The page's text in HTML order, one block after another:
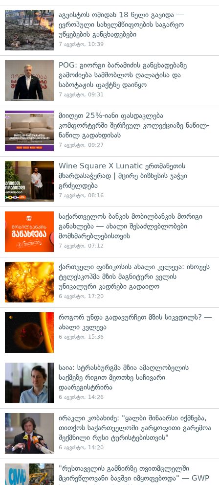
აგვისტოს ომიდან 18 წელი გავიდა —
ევროპული სახელმწიფოების საგარეო
უწყებების განცხადებები
7 აგვისტო, 10:39
POG: გიორგი ბარამიძის განცხადებაზე
გამოძიება სამშობლოს ღალატისა და
საბოტაჟის ფაქტზე დაიწყო
7 აგვისტო, 09:31
მიიღეთ 25%-იანი ფასდაკლება
კომფორტერში შერჩეულ კოლექციაზე ნაწილ-
ნაწილ გადახდისას
7 აგვისტო, 09:27
Wine Square X Lunatic ერთმანეთის
მხარდასაჭერად | მცირე ბიზნესის ჯაჭვი
გრძელდება
7 აგვისტო, 08:16
საქართველოს ბანკის მობილბანკის მორიგი
განახლება — ახალი შესაძლებლობები
მომხმარებლებისთვის
7 აგვისტო, 07:12
ქართველი ფიზიკოსის ახალი კვლევა: ინოუეს
ტელესკოპმა მზის მაგნიტური ველის
უნიკალური კადრები გადაიღო
6 აგვისტო, 17:20
როგორ უნდა გადავურჩეთ მზის სიკვდილს? —
ახალი კვლევა
6 აგვისტო, 15:36
საია: სტრასბურგმა მზია ამაღლობელის
საქმეზე რიგით მეოთხე საჩივარი
დაარეგისტრირა
6 აგვისტო, 14:26
ირაკლი კობახიძე: "ყალბი შინაარსი იქმნება,
თითქოს საქართველოში უარყოფითი გარემოა
შექმნილი რუსი ტურისტებისთვის"
6 აგვისტო, 14:20
"რუსთაველის გამზირზე თვითმცლელში
მცირეწლოვანი ბავშვი იმყოფებოდა" — GWP